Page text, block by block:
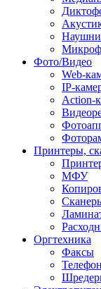
Фото/Видео
Web-
IP-
Action-
Принтеры,
МФУ
Оргтехника
Факсы